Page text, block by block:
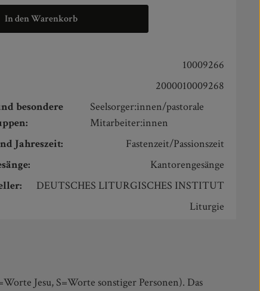
In den Warenkorb
10009266
2000010009268
besondere
Seelsorger:innen/pastorale
Mitarbeiter:innen
Jahreszeit:
Fastenzeit/Passionszeit
Kantorengesänge
DEUTSCHES LITURGISCHES INSTITUT
Liturgie
Jesu, S=Worte sonstiger Personen). Das